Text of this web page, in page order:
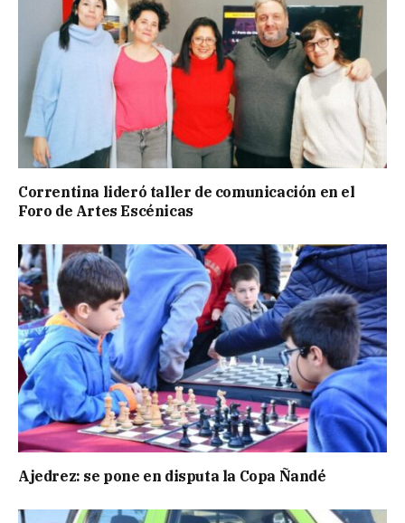
Correntina lideró taller de comunicación en el
Foro de Artes Escénicas
Ajedrez: se pone en disputa la Copa Ñandé